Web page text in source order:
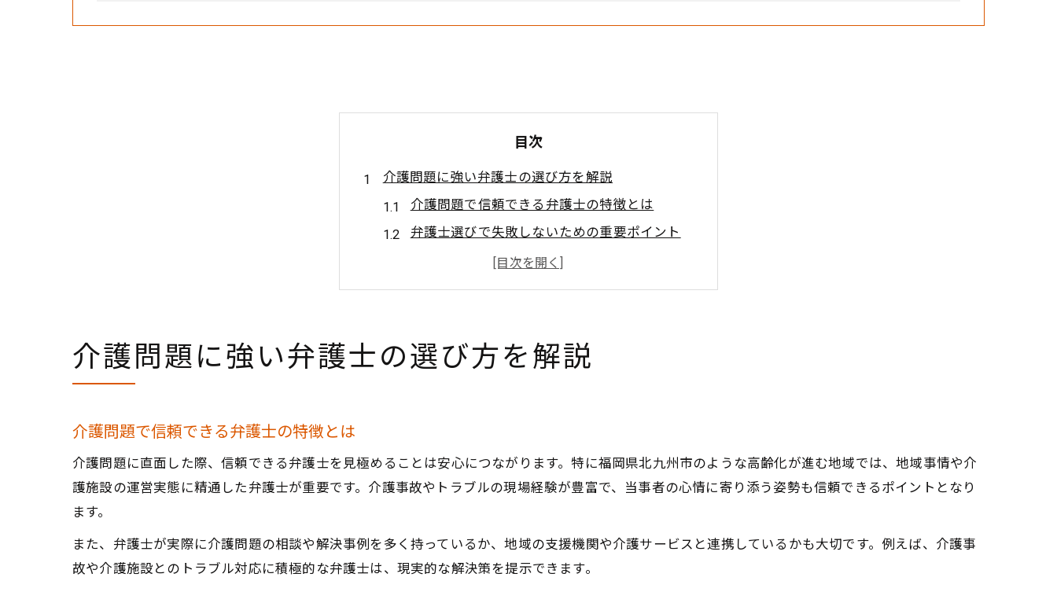
目次
介護問題に強い弁護士の選び方を解説
介護問題で信頼できる弁護士の特徴とは
弁護士選びで失敗しないための重要ポイント
トラブルに強い弁護士の見極め方
弁護士に相談すべき介護問題の具体例
介護トラブルに弁護士が対応した実例紹介
北九州の弁護士が解決した介護問題とは
弁護士相談で防げる介護トラブルの傾向
弁護士へ介護相談したい方への安心サポート
介護弁護士による安心サポート内容とは
介護問題で弁護士に相談するタイミング
介護問題に強い弁護士の選び方を解説
介護問題で信頼できる弁護士の特徴とは
介護問題に直面した際、信頼できる弁護士を見極めることは安心につながります。特に福岡県北九州市のような高齢化が進む地域では、地域事情や介
護施設の運営実態に精通した弁護士が重要です。介護事故やトラブルの現場経験が豊富で、当事者の心情に寄り添う姿勢も信頼できるポイントとなり
ます。
また、弁護士が実際に介護問題の相談や解決事例を多く持っているか、地域の支援機関や介護サービスと連携しているかも大切です。例えば、介護事
故や介護施設とのトラブル対応に積極的な弁護士は、現実的な解決策を提示できます。